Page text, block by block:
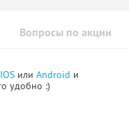
Вопросы по акции
IOS или Android и
удобно :)